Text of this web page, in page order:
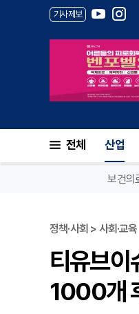
기사제보
전체 산업
보건의
정책·사회 > 사회·교육
티유브이
1000개